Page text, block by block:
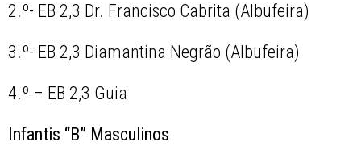
2.º- EB 2,3 Dr. Francisco Cabrita (Albufeira)
3.º- EB 2,3 Diamantina Negrão (Albufeira)
4.º – EB 2,3 Guia
Infantis “B” Masculinos